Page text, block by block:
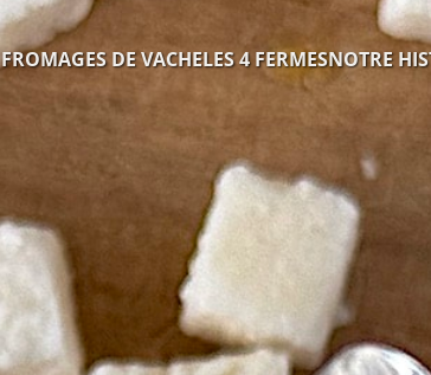
FROMAGES DE VACHELES 4 FERMESNOTRE